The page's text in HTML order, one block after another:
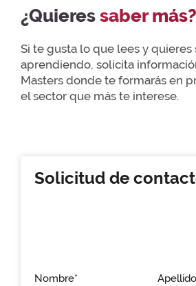
¿Quieressaber más?
Si te gusta lo que lees y quieres
aprendiendo, solicita
Masters donde te formarás en
el sector que más te interese.
Solicitud de
Nombre*